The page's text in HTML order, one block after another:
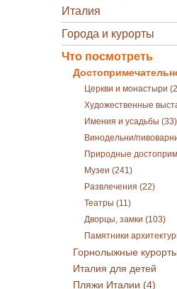
Италия
Города и курорты
Что посмотреть
Церкви и монастыри
Художественные
Имения и усадьбы (33)
Винодельни/
Природные
Музеи (241)
Развлечения (22)
Театры (11)
Дворцы, замки (103)
Памятники
Горнолыжные
Италия для детей
Пляжи Италии (4)